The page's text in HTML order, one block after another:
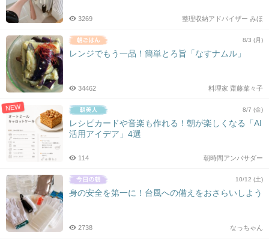
整理収納アドバイザー みほ
3269
8/3 (月)
レンジでもう一品！簡単とろ旨「なすナムル」
料理家 齋藤菜々子
34462
NEW 8/7 (金)
レシピカードや音楽も作れる！朝が楽しくなる「AI
活用アイデア」4選
朝時間アンバサダー
114
10/12 (土)
身の安全を第一に！台風への備えをおさらいしよう
なっちゃん
2738